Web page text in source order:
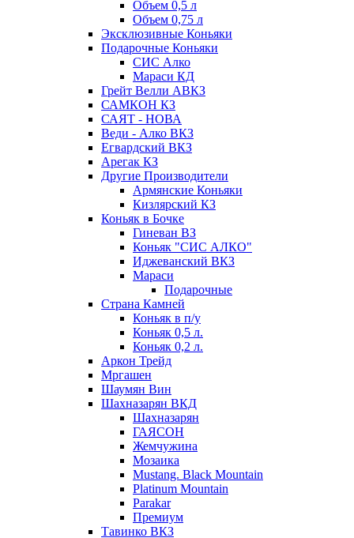
Объем 0,5 л
Объем 0,75 л
Эксклюзивные Коньяки
Подарочные Коньяки
СИС Алко
Мараси КД
Грейт Велли АВКЗ
САМКОН КЗ
САЯТ - НОВА
Веди - Алко ВКЗ
Егвардский ВКЗ
Арегак КЗ
Другие Производители
Армянские Коньяки
Кизлярский КЗ
Коньяк в Бочке
Гиневан ВЗ
Коньяк "СИС АЛКО"
Иджеванский ВКЗ
Мараси
Подарочные
Страна Камней
Коньяк в п/у
Коньяк 0,5 л.
Коньяк 0,2 л.
Аркон Трейд
Мргашен
Шаумян Вин
Шахназарян ВКД
Шахназарян
ГАЯСОН
Жемчужина
Мозаика
Mustang. Black Mountain
Platinum Mountain
Parakar
Премиум
Тавинко ВКЗ